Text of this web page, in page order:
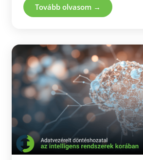
támogatás akár 90%-os
forint közötti vissza nem
szűk beadási időszak és a gyors
miatt a felkészülést nem
pillanatra hagyni!
Tovább olvasom →